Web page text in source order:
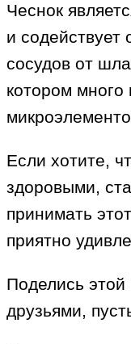
Чеснок
и
сосудов от
котором
Если хотите,
здоровыми,
принимать
приятно
Поделись этой
друзьями,